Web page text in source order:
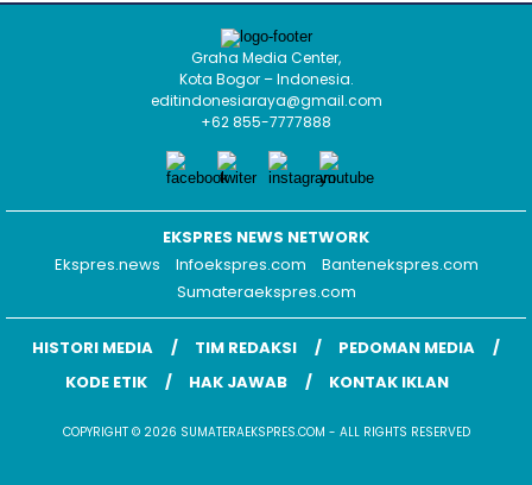
Graha Media Center,
editindonesiaraya@gmail.com
+62 855-7777888
EKSPRES NEWS NETWORK
Ekspres.news
Infoekspres.com
Bantenekspres.com
Sumateraekspres.com
KODE ETIK
HAK JAWAB KONTAK IKLAN